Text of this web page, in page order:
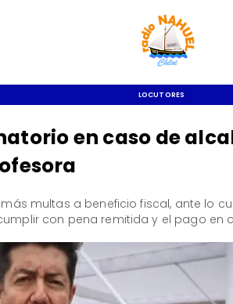
LOCUTORES
en caso de
multas a beneficio fiscal, ante lo
con pena remitida y el pago en